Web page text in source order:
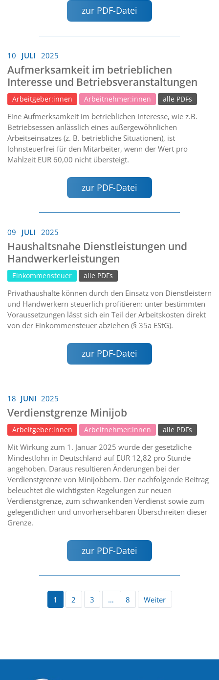
zur PDF-Datei
10 JULI 2025
Aufmerksamkeit im betrieblichen
Interesse und Betriebsveranstaltungen
Arbeitgeber:innen Arbeitnehmer:innen alle PDFs
Eine Aufmerksamkeit im betrieblichen Interesse, wie z.B.
Betriebsessen anlässlich eines außergewöhnlichen
Arbeitseinsatzes (z. B. betriebliche Situationen), ist
lohnsteuerfrei für den Mitarbeiter, wenn der Wert pro
Mahlzeit EUR 60,00 nicht übersteigt.
zur PDF-Datei
09 JULI 2025
Haushaltsnahe Dienstleistungen und
Handwerkerleistungen
Einkommensteuer alle PDFs
Privathaushalte können durch den Einsatz von Dienstleistern
und Handwerkern steuerlich profitieren: unter bestimmten
Voraussetzungen lässt sich ein Teil der Arbeitskosten direkt
von der Einkommensteuer abziehen (§ 35a EStG).
zur PDF-Datei
18 JUNI 2025
Verdienstgrenze Minijob
Arbeitgeber:innen Arbeitnehmer:innen alle PDFs
Mit Wirkung zum 1. Januar 2025 wurde der gesetzliche
Mindestlohn in Deutschland auf EUR 12,82 pro Stunde
angehoben. Daraus resultieren Änderungen bei der
Verdienstgrenze von Minijobbern. Der nachfolgende Beitrag
beleuchtet die wichtigsten Regelungen zur neuen
Verdienstgrenze, zum schwankenden Verdienst sowie zum
gelegentlichen und unvorhersehbaren Überschreiten dieser
Grenze.
zur PDF-Datei
1 2 3 … 8 Weiter